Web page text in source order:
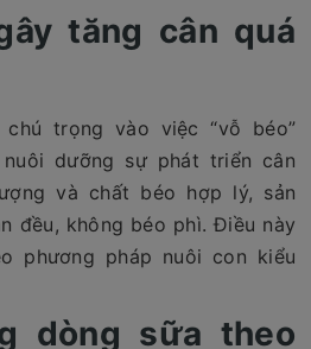
tăng cân quá
chú trọng vào việc “vỗ béo”
dưỡng sự phát triển cân
và chất béo hợp lý, sản
đều, không béo phì. Điều này
phương pháp nuôi con kiểu
dòng sữa theo